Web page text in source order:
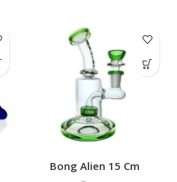
Bong Alien 15 Cm